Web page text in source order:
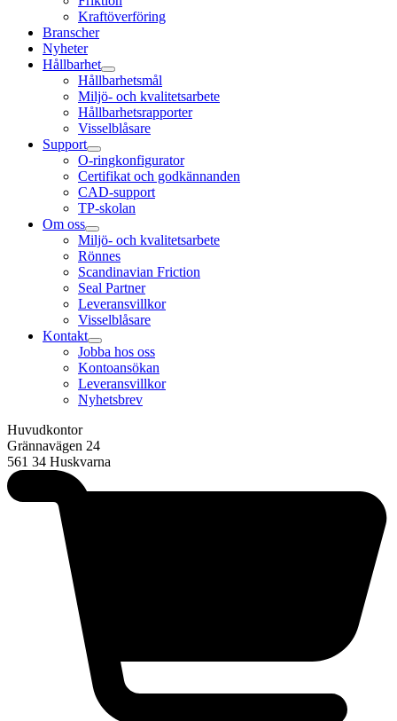
Kraftöverföring
Branscher
Nyheter
Hållbarhet
Hållbarhetsmål
Miljö- och kvalitetsarbete
Hållbarhetsrapporter
Visselblåsare
Support
O-ringkonfigurator
Certifikat och godkännanden
CAD-support
TP-skolan
Om oss
Miljö- och kvalitetsarbete
Rönnes
Scandinavian Friction
Seal Partner
Leveransvillkor
Visselblåsare
Kontakt
Jobba hos oss
Kontoansökan
Leveransvillkor
Nyhetsbrev
Huvudkontor
Grännavägen 24
561 34 Huskvarna